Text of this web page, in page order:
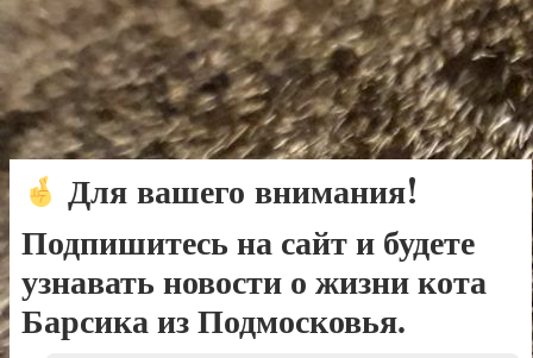
Для вашего внимания!
Подпишитесь на сайт и будете
узнавать новости о жизни кота
Барсика из Подмосковья.